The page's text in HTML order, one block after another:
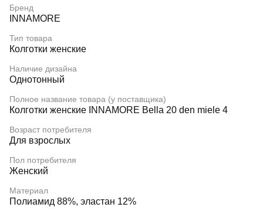
Бренд
INNAMORE
Тип товара
Колготки женские
Наличие дизайна
Однотонный
Полное название товара (у поставщика)
Колготки женские INNAMORE Bella 20 den miele 4
Возраст потребителя
Для взрослых
Пол потребителя
Женский
Материал
Полиамид 88%, эластан 12%